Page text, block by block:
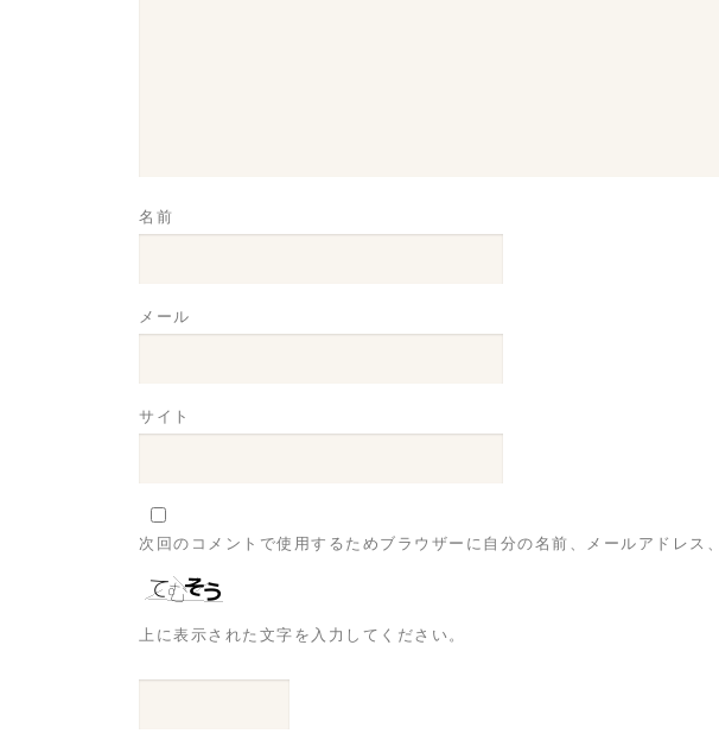
名前
メール
サイト
次回のコメントで使用するためブラウザーに自分の名前、メールアドレス
上に表示された文字を入力してください。